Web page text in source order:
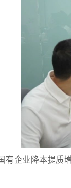
企业降本提质